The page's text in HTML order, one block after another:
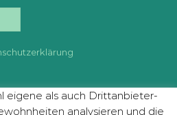
eigene als auch Drittanbieter-
analysieren und die